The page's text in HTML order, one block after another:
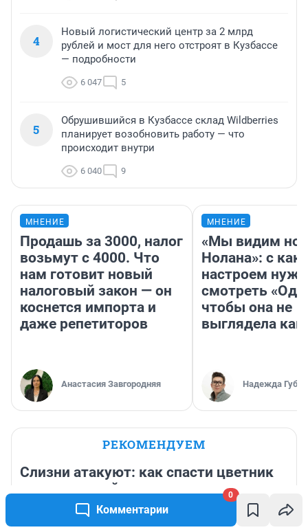
Комментарии
0
4
Новый логистический центр за 2 млрд
рублей и мост для него отстроят в Кузбассе
— подробности
6 047 5
5
Обрушившийся в Кузбассе склад Wildberries
планирует возобновить работу — что
происходит внутри
6 040 9
МНЕНИЕ
Продашь за 3000, налог
возьмут с 4000. Что
нам готовит новый
налоговый закон — он
коснется импорта и
даже репетиторов
Анастасия Завгородняя
МНЕНИЕ
«Мы видим
Нолана»: с
настроем
смотреть
чтобы она не
выглядела как
Надежда
РЕКОМЕНДУЕМ
Слизни атакуют: как спасти цветник
от вредителей — три копеечных
18 часов 13 182 6